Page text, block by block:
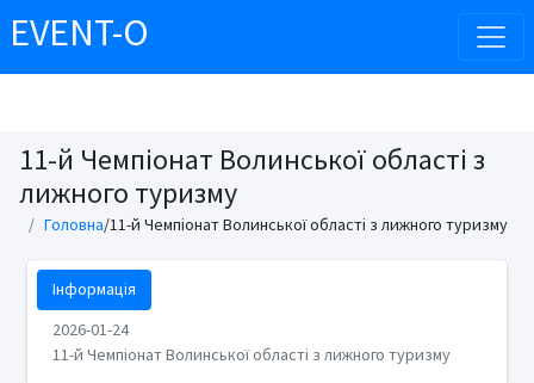
EVENT-O
11-й Чемпіонат Волинської області з
лижного туризму
Головна/11-й Чемпіонат Волинської області з лижного туризму
Інформація
2026-01-24
11-й Чемпіонат Волинської області з лижного туризму